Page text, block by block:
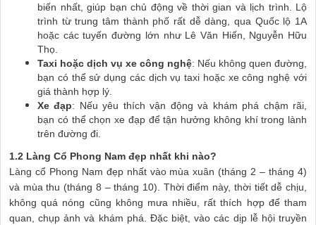
biến nhất, giúp bạn chủ động về thời gian và lịch trình. Lộ
trình từ trung tâm thành phố rất dễ dàng, qua Quốc lộ 1A
hoặc các tuyến đường lớn như Lê Văn Hiến, Nguyễn Hữu
Thọ.
Taxi hoặc dịch vụ xe công nghệ: Nếu không quen đường,
bạn có thể sử dụng các dịch vụ taxi hoặc xe công nghệ với
giá thành hợp lý.
Xe đạp: Nếu yêu thích vận động và khám phá chậm rãi,
bạn có thể chọn xe đạp để tận hưởng không khí trong lành
trên đường đi.
1.2 Làng Cổ Phong Nam đẹp nhất khi nào?
Làng cổ Phong Nam đẹp nhất vào mùa xuân (tháng 2 – tháng 4)
và mùa thu (tháng 8 – tháng 10). Thời điểm này, thời tiết dễ chịu,
không quá nóng cũng không mưa nhiều, rất thích hợp để tham
quan, chụp ảnh và khám phá. Đặc biệt, vào các dịp lễ hội truyền